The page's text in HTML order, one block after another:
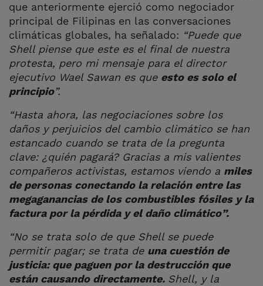
que anteriormente ejerció como negociador
principal de Filipinas en las conversaciones
climáticas globales, ha señalado: “Puede que
Shell piense que este es el final de nuestra
protesta, pero mi mensaje para el director
ejecutivo Wael Sawan es que esto es solo el
principio”.
“Hasta ahora, las negociaciones sobre los
daños y perjuicios del cambio climático se han
estancado cuando se trata de la pregunta
clave: ¿quién pagará? Gracias a mis valientes
compañeros activistas, estamos viendo a miles
de personas conectando la relación entre las
megaganancias de los combustibles fósiles y la
factura por la pérdida y el daño climático”.
“No se trata solo de que Shell se puede
permitir pagar; se trata de una cuestión de
justicia: que paguen por la destrucción que
están causando directamente. Shell, y la